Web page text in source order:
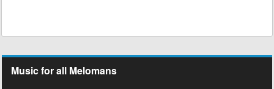
Music for all Melomans